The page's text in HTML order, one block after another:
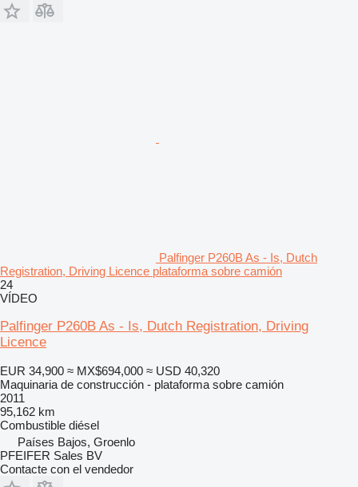
Palfinger P260B As - Is, Dutch
Registration, Driving Licence plataforma sobre camión
24
VÍDEO
Palfinger P260B As - Is, Dutch Registration, Driving
Licence
EUR 34,900 ≈ MX$694,000 ≈ USD 40,320
Maquinaria de construcción - plataforma sobre camión
2011
95,162 km
Combustible diésel
Países Bajos, Groenlo
PFEIFER Sales BV
Contacte con el vendedor